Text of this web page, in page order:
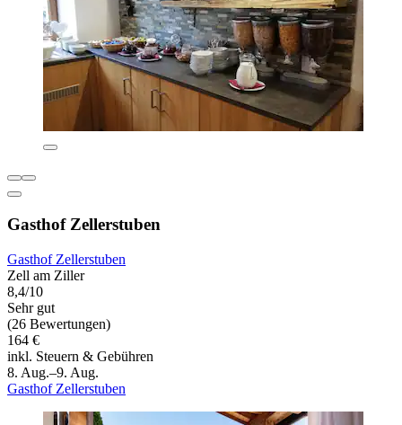
Gasthof Zellerstuben
Gasthof Zellerstuben
Zell am Ziller
8,4/10
Sehr gut
(26 Bewertungen)
164 €
inkl. Steuern & Gebühren
8. Aug.–9. Aug.
Gasthof Zellerstuben